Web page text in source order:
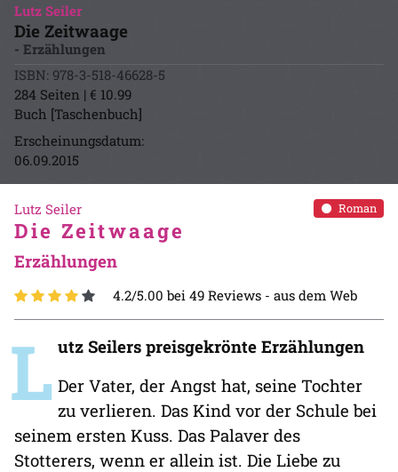
Lutz Seiler
Die Zeitwaage
- Erzählungen
ISBN: 978-3-518-46628-5
284 Seiten | € 10.99
Buch [Taschenbuch]
Erscheinungsdatum:
06.09.2015
Roman
Lutz Seiler
Die Zeitwaage
Erzählungen
4.2/5.00 bei 49 Reviews - aus dem Web
L utz Seilers preisgekrönte Erzählungen
Der Vater, der Angst hat, seine Tochter
zu verlieren. Das Kind vor der Schule bei
seinem ersten Kuss. Das Palaver des
Stotterers, wenn er allein ist. Die Liebe zu